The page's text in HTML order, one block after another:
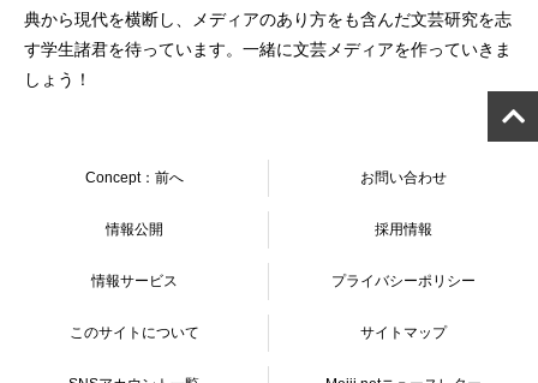
典から現代を横断し、メディアのあり方をも含んだ文芸研究を志
す学生諸君を待っています。一緒に文芸メディアを作っていきま
しょう！
Concept：前へ お問い合わせ
情報公開 採用情報
情報サービス プライバシーポリシー
このサイトについて サイトマップ